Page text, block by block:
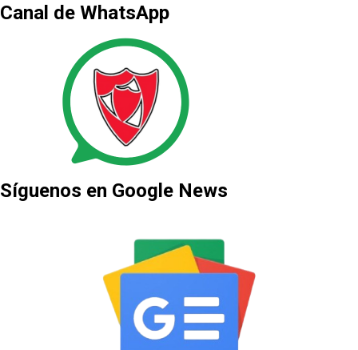
Canal de WhatsApp
Síguenos en Google News